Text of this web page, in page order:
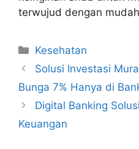
terwujud dengan
Kategori
Kesehatan
Solusi Investasi
Bunga 7% Hanya di
Digital Banking
Keuangan